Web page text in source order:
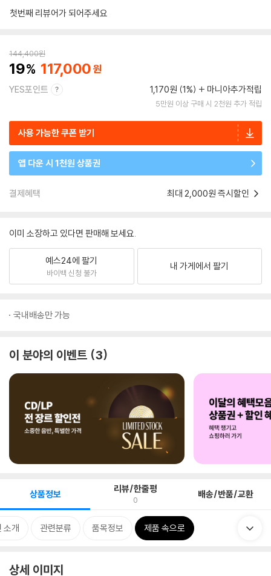
첫번째 리뷰어가 되어주세요
144,400원
19 117,000
YES포인트 1,170원 (1%) 마니아추가적립
5만원 이상 구매 시 2천원 추가 적립
사용 가능한 쿠폰 받기
앱 다운 시 1천원 상품권
결제혜택 최대 2,000원 즉시할인
이미 소장하고 있다면 판매해 보세요.
예스24에 팔기
바이백 신청 불가
내 가게에서 팔기
국내배송만 가능
이 분야의 이벤트 3
상품정보 리뷰/한줄평
0 배송/반품/교환
소개 관련분류 품목정보 제품 속으로
상세 이미지